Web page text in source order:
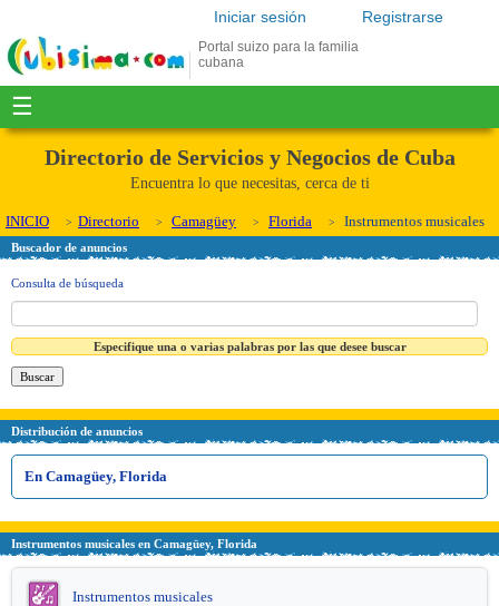
Registrarse
Iniciar sesión
Portal suizo para la familia
cubana
☰
Directorio de Servicios y Negocios de Cuba
Encuentra lo que necesitas, cerca de ti
INICIO Directorio Camagüey Florida Instrumentos musicales
Buscador de anuncios
Consulta de búsqueda
Especifique una o varias palabras por las que desee buscar
Distribución de anuncios
En Camagüey, Florida
Instrumentos musicales en Camagüey, Florida
Instrumentos musicales